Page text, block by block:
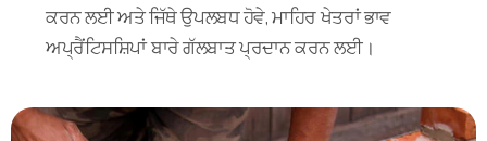
ਕਰਨ ਲਈ ਅਤੇ ਜਿੱਥੇ ਉਪਲਬਧ ਹੋਵੇ, ਮਾਹਿਰ ਖੇਤਰਾਂ ਭਾਵ
ਅਪ੍ਰੈਂਟਿਸਸ਼ਿਪਾਂ ਬਾਰੇ ਗੱਲਬਾਤ ਪ੍ਰਦਾਨ ਕਰਨ ਲਈ।